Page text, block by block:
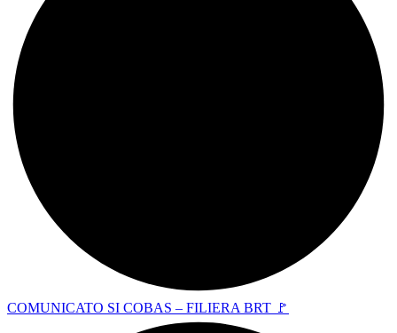
COMUNICATO SI COBAS – FILIERA BRT 🚩